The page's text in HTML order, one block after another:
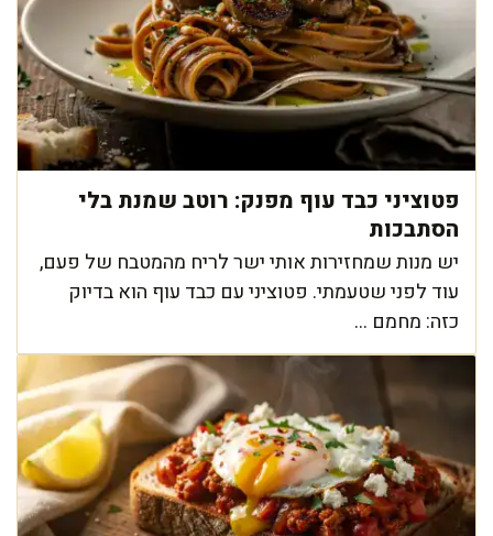
פטוציני כבד עוף מפנק: רוטב שמנת בלי
הסתבכות
יש מנות שמחזירות אותי ישר לריח מהמטבח של פעם,
עוד לפני שטעמתי. פטוציני עם כבד עוף הוא בדיוק
כזה: מחמם ...